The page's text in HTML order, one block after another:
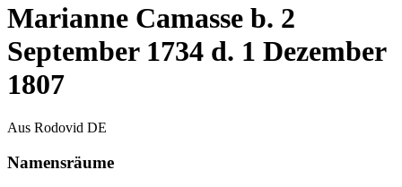
Marianne Camasse b. 2
September 1734 d. 1 Dezember
1807
Aus Rodovid DE
Namensräume